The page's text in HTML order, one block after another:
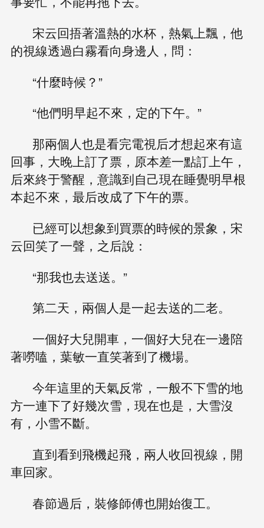
宋云回捂著溫熱的水杯，熱氣上飄，他
的視線透過白霧看向身邊人，問：
“什麼時候？”
“他們明早起不來，定的下午。”
那兩個人也是看完電視后才想起來有這
回事，大晚上訂了票，原本差一點訂上午，
后來終于警醒，意識到自己現在睡覺明早根
本起不來，最后改成了下午的票。
已經可以想象到買票的時候的景象，宋
云回笑了一聲，之后說：
“那我也去送送。”
第二天，兩個人是一起去送的二老。
一個好大兒開車，一個好大兒在一邊陪
著嘮嗑，葉敏一直笑著到了機場。
今年這里的天氣反常，一般不下雪的地
方一連下了好幾次雪，現在也是，大雪沒
有，小雪不斷。
直到看到飛機起飛，兩人收回視線，開
車回家。
春節過后，裝修師傅也開始復工。